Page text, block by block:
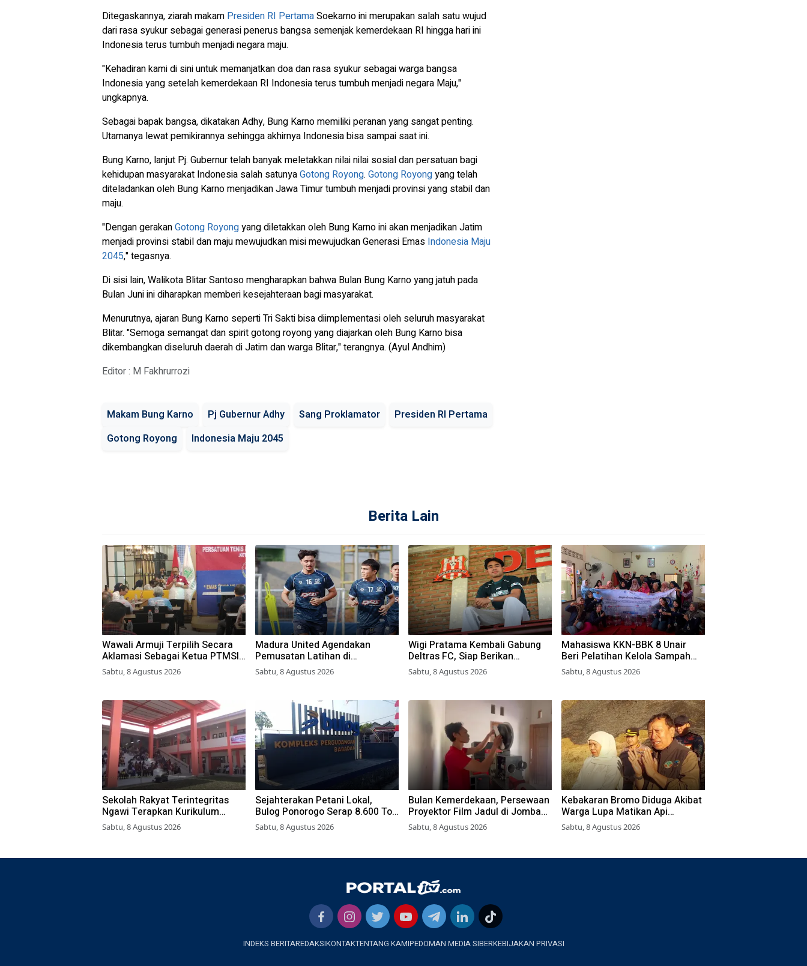
Ditegaskannya, ziarah makam Presiden RI PertamaSoekarno ini merupakan salah satu wujud
dari rasa syukur sebagai generasi penerus bangsa semenjak kemerdekaan RI hingga hari ini
Indonesia terus tumbuh menjadi negara maju.
"Kehadiran kami di sini untuk memanjatkan doa dan rasa syukur sebagai warga bangsa
Indonesia yang setelah kemerdekaan RI Indonesia terus tumbuh menjadi negara Maju,"
ungkapnya.
Sebagai bapak bangsa, dikatakan Adhy, Bung Karno memiliki peranan yang sangat penting.
Utamanya lewat pemikirannya sehingga akhirnya Indonesia bisa sampai saat ini.
Bung Karno, lanjut Pj. Gubernur telah banyak meletakkan nilai nilai sosial dan persatuan bagi
kehidupan masyarakat Indonesia salah satunyaGotong Royong. Gotong Royongyang telah
diteladankan oleh Bung Karno menjadikan Jawa Timur tumbuh menjadi provinsi yang stabil dan
maju.
"Dengan gerakanGotong Royongyang diletakkan oleh Bung Karno ini akan menjadikan Jatim
menjadi provinsi stabil dan maju mewujudkan misi mewujudkan Generasi Emas Indonesia Maju
2045," tegasnya.
Di sisi lain, Walikota Blitar Santoso mengharapkan bahwa Bulan Bung Karno yang jatuh pada
Bulan Juni ini diharapkan memberi kesejahteraan bagi masyarakat.
Menurutnya, ajaran Bung Karno seperti Tri Sakti bisa diimplementasi oleh seluruh masyarakat
Blitar. "Semoga semangat dan spirit gotong royong yang diajarkan oleh Bung Karno bisa
dikembangkan diseluruh daerah di Jatim dan warga Blitar," terangnya. (Ayul Andhim)
Editor : M Fakhrurrozi
Makam Bung Karno Pj Gubernur Adhy Sang Proklamator
Presiden RI Pertama
Gotong Royong
Indonesia Maju 2045
Berita Lain
Wawali Armuji Terpilih Secara
Aklamasi Sebagai Ketua PTMSI
Kota Surabaya
Sabtu, 8 Agustus 2026
Madura United Agendakan
Pemusatan Latihan di
Yogyakarta
Sabtu, 8 Agustus 2026
Wigi Pratama Kembali Gabung
Deltras FC, Siap Berikan
Performa Terbaik
Sabtu, 8 Agustus 2026
Mahasiswa KKN-BBK 8 Unair
Beri Pelatihan Kelola Sampah
Organik ke Warga Simokerto
Surabaya
Sabtu, 8 Agustus 2026
Sekolah Rakyat Terintegritas
Ngawi Terapkan Kurikulum
Berbasis Asrama
Sabtu, 8 Agustus 2026
Sejahterakan Petani Lokal,
Bulog Ponorogo Serap 8.600 Ton
Jagung
Sabtu, 8 Agustus 2026
Bulan Kemerdekaan, Persewaan
Proyektor Film Jadul di Jombang
Meningkat
Sabtu, 8 Agustus 2026
Kebakaran Bromo Diduga Akibat
Warga Lupa Matikan Api
Perapian di Jalur Tradisional
Sabtu, 8 Agustus 2026
INDEKS BERITAREDAKSIKONTAKTENTANG KAMIPEDOMAN MEDIA SIBERKEBIJAKAN PRIVASI